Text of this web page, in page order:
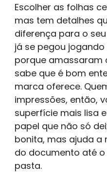
Escolher as folhas
mas tem detalhes
diferença para o
já se pegou
porque amassaram
sabe que é bom
marca oferece.
impressões, então,
superfície mais lisa
papel que não só
bonita, mas ajuda a
do documento até
pasta.